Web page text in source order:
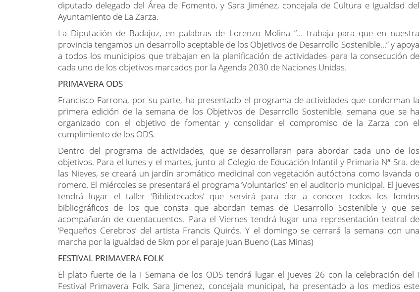
La Diputación de Badajoz, en palabras de Lorenzo Molina “… trabaja para que en nuestra
provincia tengamos un desarrollo aceptable de los Objetivos de Desarrollo Sostenible…” y apoya
a todos los municipios que trabajan en la planificación de actividades para la consecución de
cada uno de los objetivos marcados por la Agenda 2030 de Naciones Unidas.
PRIMAVERA ODS
primera edición de la semana de los Objetivos de Desarrollo Sostenible, semana que se ha
organizado con el objetivo de fomentar y consolidar el compromiso de la Zarza con el
cumplimiento de los ODS.
Dentro del programa de actividades, que se desarrollaran para abordar cada uno de los
objetivos. Para el lunes y el martes, junto al Colegio de Educación Infantil y Primaria Nª Sra. de
las Nieves, se creará un jardín aromático medicinal con vegetación autóctona como lavanda o
romero. El miércoles se presentará el programa ‘Voluntarios’ en el auditorio municipal. El jueves
tendrá lugar el taller ‘Bibliotecados’ que servirá para dar a conocer todos los fondos
bibliográficos de los que consta que abordan temas de Desarrollo Sostenible y que se
acompañarán de cuentacuentos. Para el Viernes tendrá lugar una representación teatral de
‘Pequeños Cerebros’ del artista Francis Quirós. Y el domingo se cerrará la semana con una
marcha por la igualdad de 5km por el paraje Juan Bueno (Las Minas)
FESTIVAL PRIMAVERA FOLK
Festival Primavera Folk. Sara Jimenez, concejala municipal, ha presentado a los medios este
festival que se celebrará en el grupo escolar San Martín con una apertura de puertas a partir de
las 12.00h.